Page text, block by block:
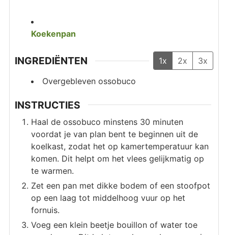
Koekenpan
INGREDIËNTEN 1x 2x
3x
Overgebleven ossobuco
INSTRUCTIES
Haal de ossobuco minstens 30 minuten
voordat je van plan bent te beginnen uit de
koelkast, zodat het op kamertemperatuur kan
komen. Dit helpt om het vlees gelijkmatig op
te warmen.
Zet een pan met dikke bodem of een stoofpot
op een laag tot middelhoog vuur op het
fornuis.
Voeg een klein beetje bouillon of water toe